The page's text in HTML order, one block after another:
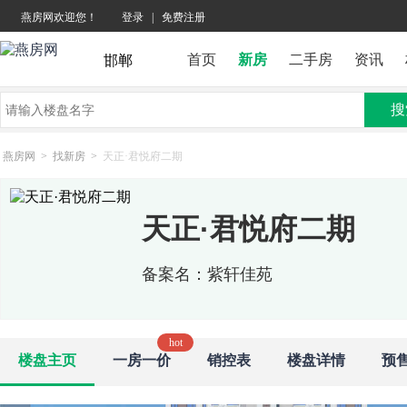
燕房网欢迎您！ 登录 免费注册
邯郸 首页 新房 二手房 资讯
燕房网 > 找新房 > 天正·君悦府二期
天正·君悦府二期
备案名：紫轩佳苑
楼盘主页 一房一价 销控表 楼盘详情 预